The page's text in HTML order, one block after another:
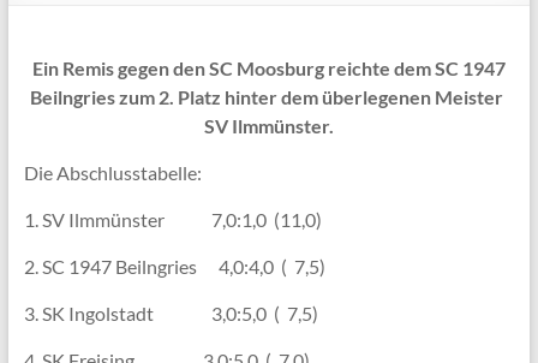
Ein Remis gegen den SC Moosburg reichte dem SC 1947
Beilngries zum 2. Platz hinter dem überlegenen Meister
SV Ilmmünster.
Die Abschlusstabelle:
1. SV Ilmmünster 7,0:1,0 (11,0)
2. SC 1947 Beilngries 4,0:4,0 ( 7,5)
3. SK Ingolstadt 3,0:5,0 ( 7,5)